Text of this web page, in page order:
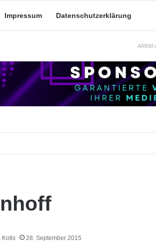
Impressum Datenschutzerklärung
akademische Schützenhilfe?
Kotis 28. September 2015